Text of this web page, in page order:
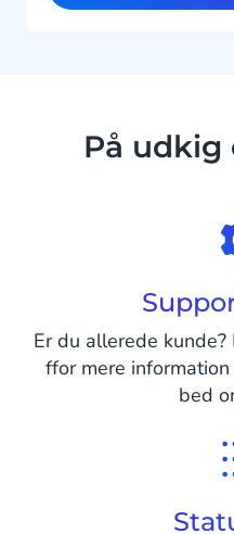
På
Er du allerede kunde?
ffor mere
bed